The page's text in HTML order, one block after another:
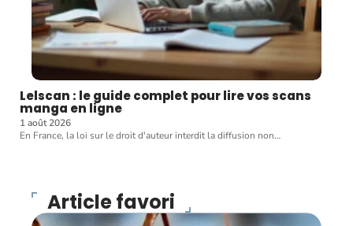
Lelscan : le guide complet pour lire vos scans
manga en ligne
1 août 2026
En France, la loi sur le droit d'auteur interdit la diffusion non…
Article favori